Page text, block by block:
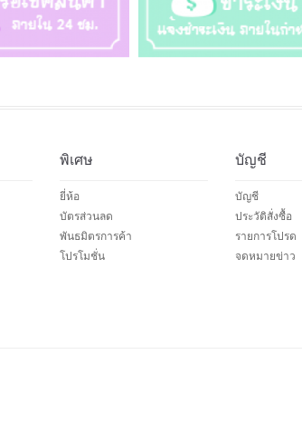
พิเศษ
ยี่ห้อ
บัตรส่วนลด
พันธมิตรการค้า
โปรโมชั่น
บัญชี
บัญชี
ประวัติสั่งซื้อ
รายการโปรด
จดหมายข่าว